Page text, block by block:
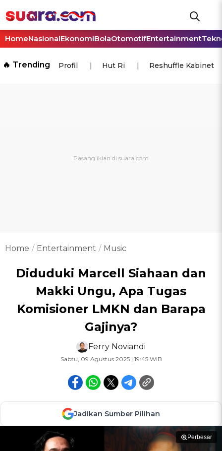
HomeNasionalEkonomiBolaOtomotifEntertainment
🔥 Trending Profil Hut Ri Reshuffle Kabinet
Home Entertainment Music
Diduduki Marcell Siahaan dan
Makki Ungu, Apa Tugas
Komisioner LMKN dan Barapa
Gajinya?
Ferry Noviandi
Sabtu, 09 Agustus 2025 | 19:45 WIB
Jadikan Sumber Pilihan
Perbesar